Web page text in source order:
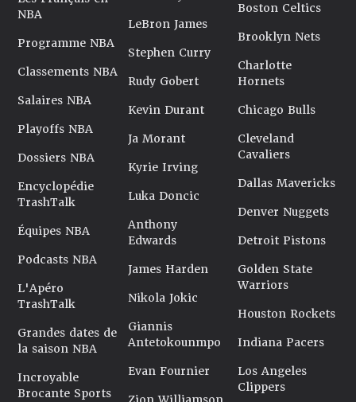
NBA
Programme NBA
Classements NBA
Salaires NBA
Playoffs NBA
Dossiers NBA
Encyclopédie
TrashTalk
Équipes NBA
Podcasts NBA
L'Apéro
TrashTalk
Grandes dates de
la saison NBA
Incroyable
Brocante Sports
LeBron James
Stephen Curry
Rudy Gobert
Kevin Durant
Ja Morant
Kyrie Irving
Luka Doncic
Anthony
Edwards
James Harden
Nikola Jokic
Giannis
Antetokounmpo
Evan Fournier
Boston Celtics
Brooklyn Nets
Charlotte
Hornets
Chicago Bulls
Cleveland
Cavaliers
Dallas Mavericks
Denver Nuggets
Detroit Pistons
Golden State
Warriors
Houston Rockets
Indiana Pacers
Los Angeles
Clippers